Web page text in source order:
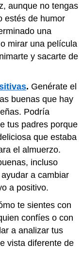
aunque no tengas
estés de humor
una
mirar una película
y sacarte de
. Genérate el
buenas que hay
Podría
tus padres porque
que estaba
el almuerzo.
incluso
a cambiar
a positivo.
te sientes con
confíes o con
a analizar tus
vista diferente de